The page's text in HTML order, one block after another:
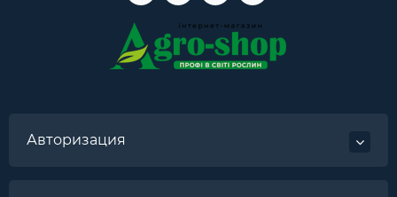
Авторизация